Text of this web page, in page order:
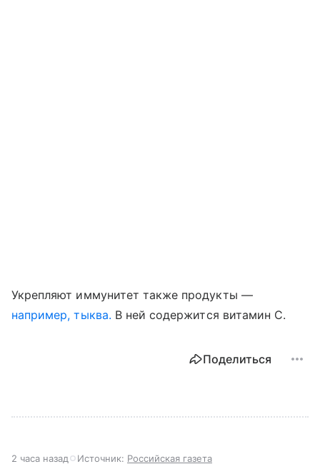
Укрепляют иммунитет также продукты —
например, тыква. В ней содержится витамин С.
Поделиться
2 часа назад Источник: Российская газета